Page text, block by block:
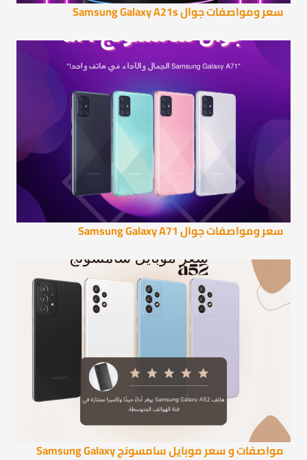
سعر ومواصفات جوال Samsung Galaxy A21s
سعر ومواصفات جوال Samsung Galaxy A71
مواصفات و سعر موبايل سامسونج Samsung Galaxy